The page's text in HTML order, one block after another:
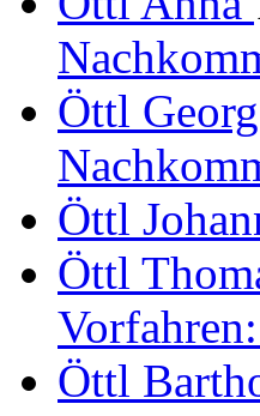
Öttl Georg
Öttl
Öttl
Öttl